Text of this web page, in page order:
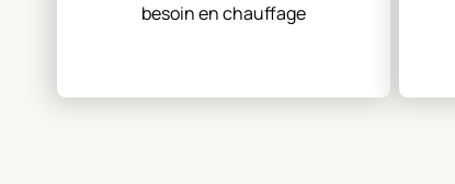
besoin en chauffage